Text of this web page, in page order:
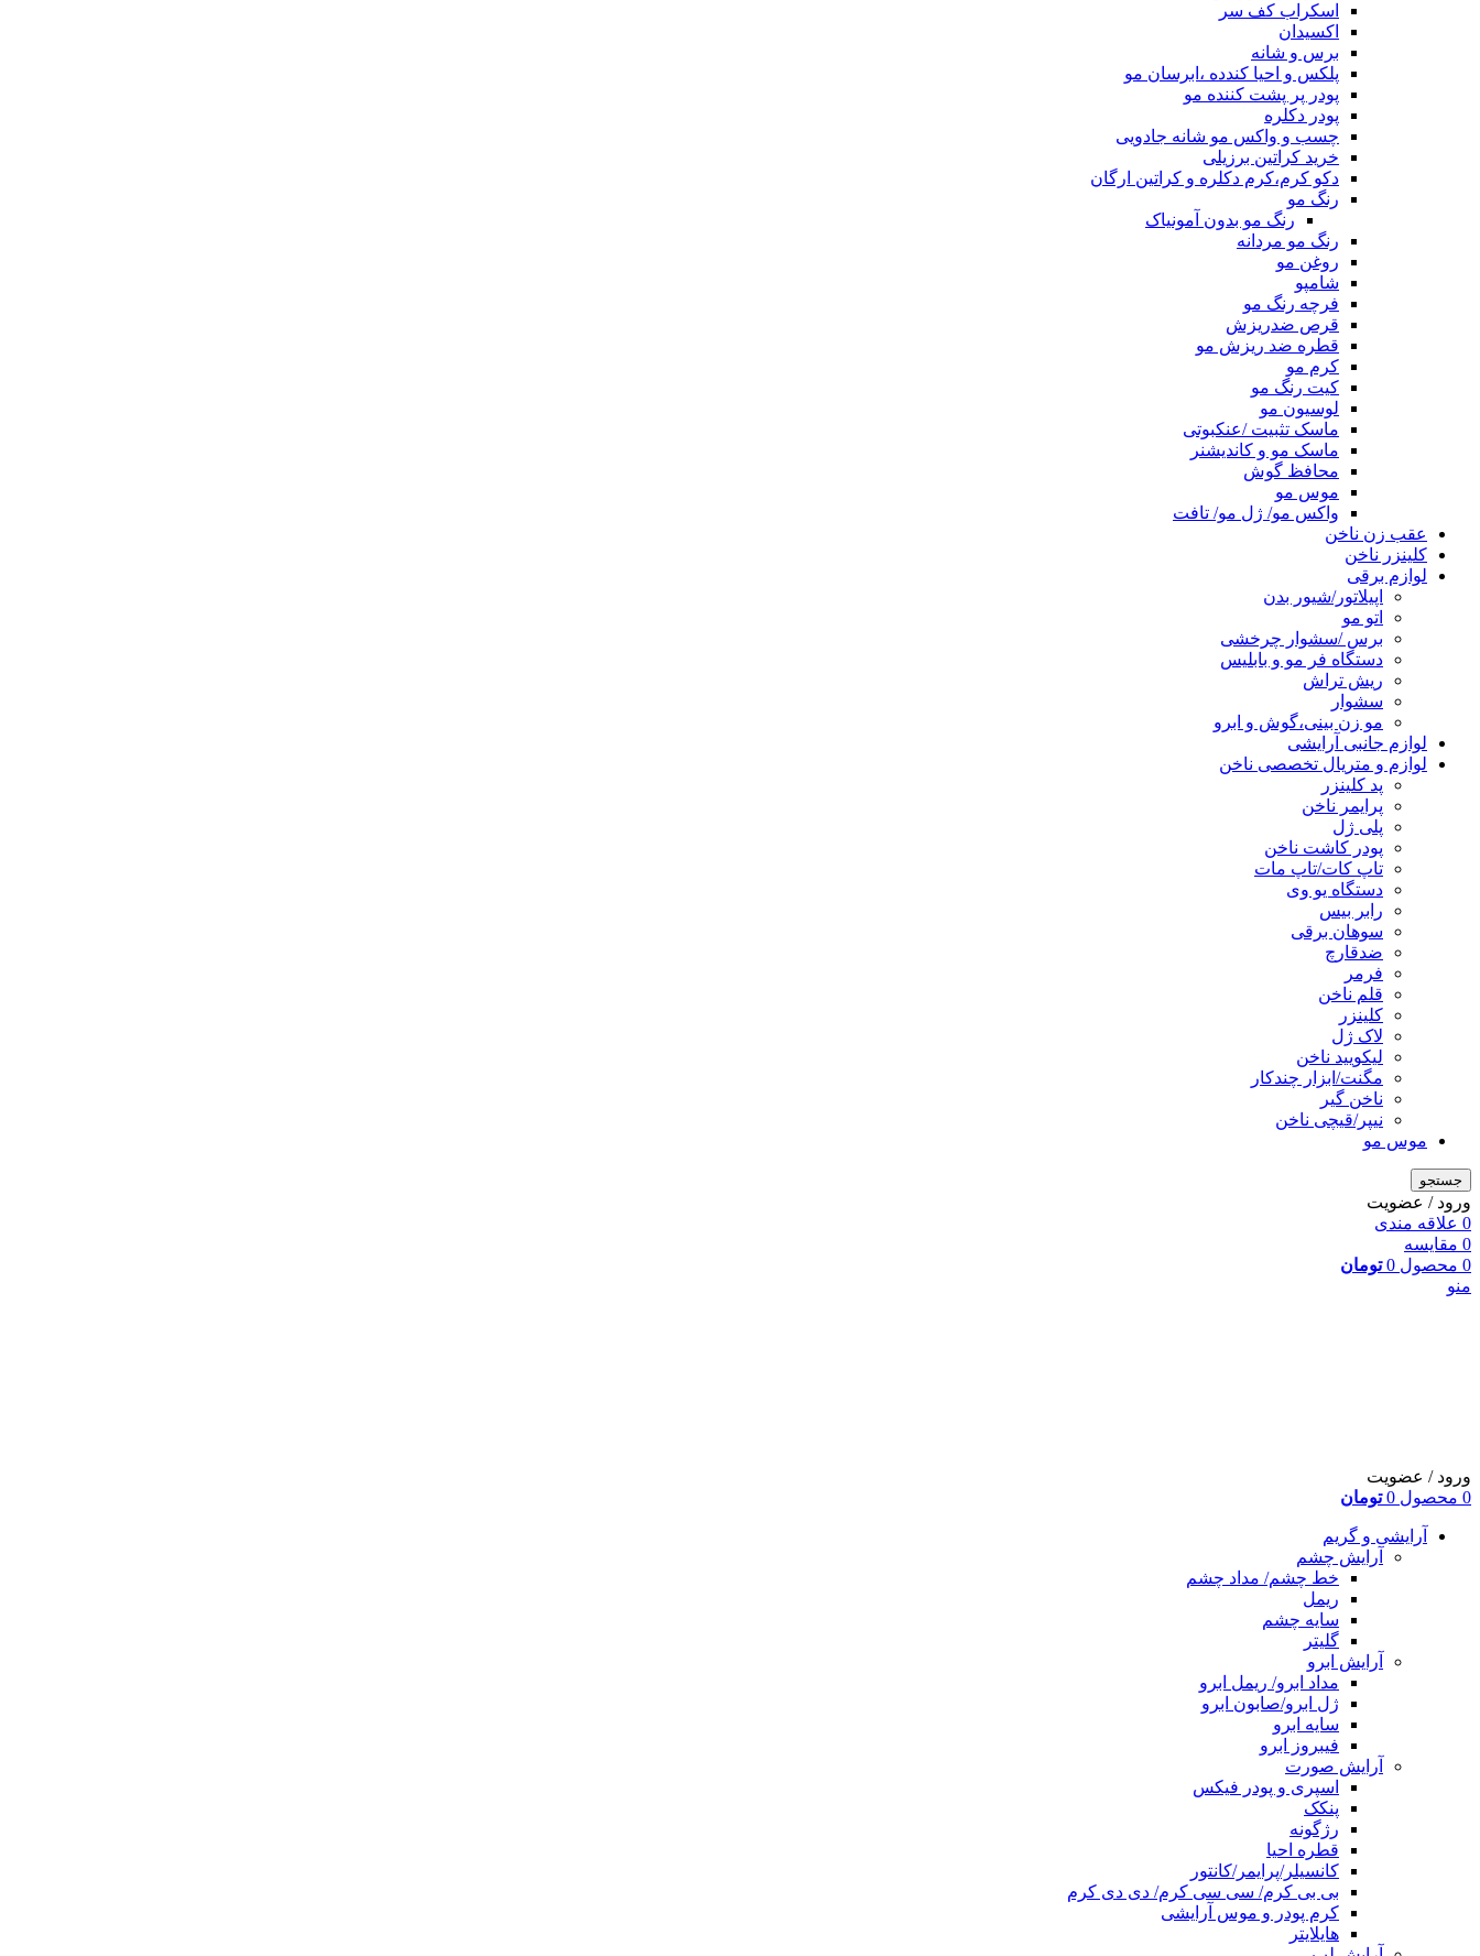
اسکراب کف سر
اکسیدان
برس و شانه
پلکس و احیا کندده ،ابرسان مو
پودر پر پشت کننده مو
پودر دکلره
چسب و واکس مو شانه جادویی
خرید کراتین برزیلی
دکو کرم،کرم دکلره و کراتین ارگان
رنگ مو
رنگ مو بدون آمونیاک
رنگ مو مردانه
روغن مو
شامپو
فرچه رنگ مو
قرص ضدریزش
قطره ضد ریزش مو
کرم مو
کیت رنگ مو
لوسیون مو
ماسک تثبیت /عنکبوتی
ماسک مو و کاندیشنر
محافظ گوش
موس مو
واکس مو/ ژل مو/ تافت
عقب زن ناخن
کلینزر ناخن
لوازم برقی
اپیلاتور/شیور بدن
اتو مو
برس /سشوار چرخشی
دستگاه فر مو و بابلیس
ریش تراش
سشوار
مو زن بینی،گوش و ابرو
لوازم جانبی آرایشی
لوازم و متریال تخصصی ناخن
پد کلینزر
پرایمر ناخن
پلی ژل
پودر کاشت ناخن
تاپ کات/تاپ مات
دستگاه یو وی
رابر بیس
سوهان برقی
ضدقارچ
فرمر
قلم ناخن
کلینزر
لاک ژل
لیکوييد ناخن
مگنت/ابزار چندکار
ناخن گیر
نیپر/قیچی ناخن
موس مو
جستجو
ورود / عضویت
0 علاقه مندی
0 مقایسه
0 محصول 0 تومان
منو
ورود / عضویت
0 محصول 0 تومان
آرایشی و گریم
آرایش چشم
خط چشم/ مداد چشم
ریمل
سایه چشم
گلیتر
آرایش ابرو
مداد ابرو/ ریمل ابرو
ژل ابرو/صابون ابرو
سایه ابرو
فیبروز ابرو
آرایش صورت
اسپری و پودر فیکس
پنکک
رژگونه
قطره احیا
کانسیلر/پرایمر/کانتور
بی بی کرم/ سی سی کرم/ دی دی کرم
کرم پودر و موس آرایشی
هایلایتر